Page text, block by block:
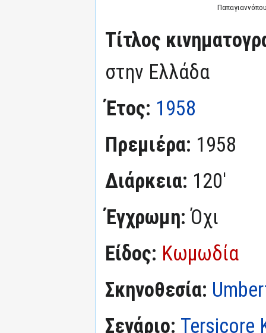
Τίτλος
στην Ελλάδα
Έτος: 1958
Πρεμιέρα: 1958
Διάρκεια: 120'
Έγχρωμη:Όχι
Είδος: Κωμωδία
Σκηνοθεσία:
Σενάριο: Tersicore